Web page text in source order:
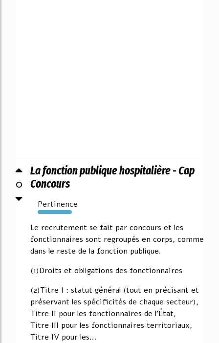
0
La fonction publique hospitalière - Cap
Concours
Pertinence
3084%
Le recrutement se fait par concours et les
fonctionnaires sont regroupés en corps, comme
dans le reste de la fonction publique.
(1)Droits et obligations des fonctionnaires
(2)Titre I : statut général (tout en précisant et
préservant les spécificités de chaque secteur),
Titre II pour les fonctionnaires de l'État,
Titre III pour les fonctionnaires territoriaux,
Titre IV pour les...